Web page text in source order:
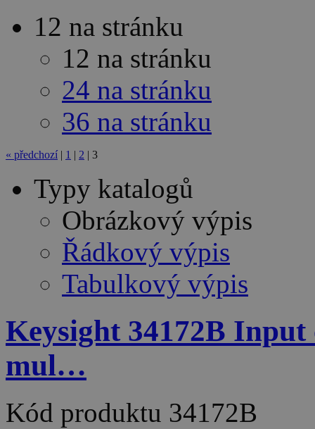
12 na stránku
12 na stránku
24 na stránku
36 na stránku
« předchozí 1 2 3
Typy katalogů
Obrázkový výpis
Řádkový výpis
Tabulkový výpis
Keysight 34172B
mul…
Kód produktu 34172B